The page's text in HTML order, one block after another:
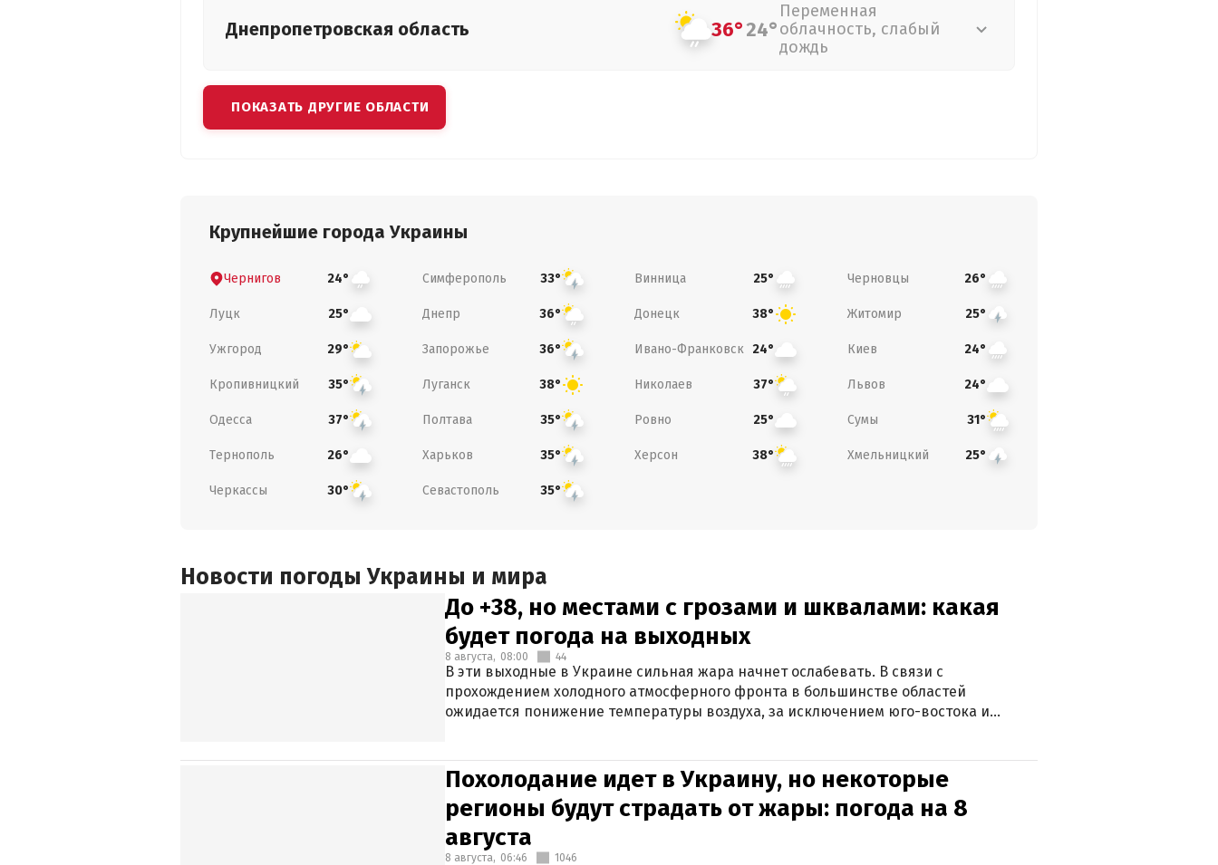
Днепропетровская область 36°24°
Переменная
облачность, слабый
дождь
ПОКАЗАТЬ ДРУГИЕ ОБЛАСТИ
Крупнейшие города Украины
Чернигов 24° Симферополь 33° Винница 25° Черновцы 26°
Луцк 25° Днепр 36° Донецк 38° Житомир 25°
Ужгород 29° Запорожье 36° Ивано-Франковск 24° Киев 24°
Кропивницкий 35° Луганск 38° Николаев 37° Львов 24°
Одесса 37° Полтава 35° Ровно 25° Сумы 31°
Тернополь 26° Харьков 35° Херсон 38° Хмельницкий 25°
Черкассы 30° Севастополь 35°
Новости погоды Украины и мира
До +38, но местами с грозами и шквалами: какая
будет погода на выходных
8 августа, 08:00 44
В эти выходные в Украине сильная жара начнет ослабевать. В связи с
прохождением холодного атмосферного фронта в большинстве областей
ожидается понижение температуры воздуха, за исключением юго-востока и
Похолодание идет в Украину, но некоторые
регионы будут страдать от жары: погода на 8
августа
8 августа, 06:46 1046